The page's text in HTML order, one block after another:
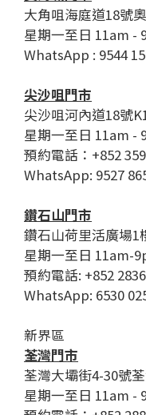
大角咀海庭道18號
星期一至日 11am -
WhatsApp : 9544
尖沙咀門市
尖沙咀河內道18號
星期一至日 11am -
預約電話：+852
WhatsApp: 9527
鑽石山門市
鑽石山荷里活廣場1
星期一至日 11am-
預約電話: +852
WhatsApp: 6530
新界區
荃灣門市
荃灣大壩街4-30號
星期一至日 11am -